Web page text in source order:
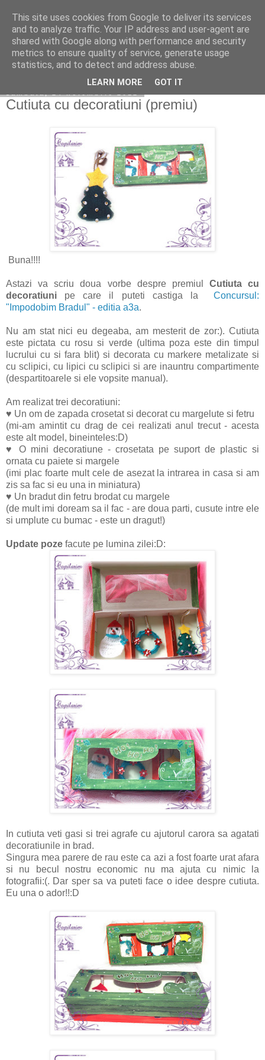
Copilarim
Cutiuta cu decoratiuni (premiu)
Buna!!!!
Astazi va scriu doua vorbe despre premiul Cutiuta cu
decoratiuni pe care il puteti castiga la Concursul:
"Impodobim Bradul" - editia a3a.
Nu am stat nici eu degeaba, am mesterit de zor:). Cutiuta
este pictata cu rosu si verde (ultima poza este din timpul
lucrului cu si fara blit) si decorata cu markere metalizate si
cu sclipici, cu lipici cu sclipici si are inauntru compartimente
(despartitoarele si ele vopsite manual).
Am realizat trei decoratiuni:
♥ Un om de zapada crosetat si decorat cu margelute si fetru
(mi-am amintit cu drag de cei realizati anul trecut - acesta
este alt model, bineinteles:D)
♥ O mini decoratiune - crosetata pe suport de plastic si
ornata cu paiete si margele
(imi plac foarte mult cele de asezat la intrarea in casa si am
zis sa fac si eu una in miniatura)
♥ Un bradut din fetru brodat cu margele
(de mult imi doream sa il fac - are doua parti, cusute intre ele
si umplute cu bumac - este un dragut!)
Update poze facute pe lumina zilei:D:
In cutiuta veti gasi si trei agrafe cu ajutorul carora sa agatati
decoratiunile in brad.
Singura mea parere de rau este ca azi a fost foarte urat afara
si nu becul nostru economic nu ma ajuta cu nimic la
fotografii:(. Dar sper sa va puteti face o idee despre cutiuta.
Eu una o ador!!:D
This site uses cookies from Google to deliver its services
and to analyze traffic. Your IP address and user-agent are
shared with Google along with performance and security
metrics to ensure quality of service, generate usage
statistics, and to detect and address abuse.
LEARN MORE GOT IT